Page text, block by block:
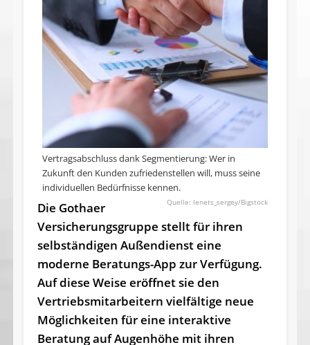
Vertragsabschluss dank Segmentierung: Wer in
Zukunft den Kunden zufriedenstellen will, muss seine
individuellen Bedürfnisse kennen.
lenets_sergey/Bigstock
Die Gothaer
Versicherungsgruppe stellt für ihren
selbständigen Außendienst eine
moderne Beratungs-App zur Verfügung.
Auf diese Weise eröffnet sie den
Vertriebsmitarbeitern vielfältige neue
Möglichkeiten für eine interaktive
Beratung auf Augenhöhe mit ihren